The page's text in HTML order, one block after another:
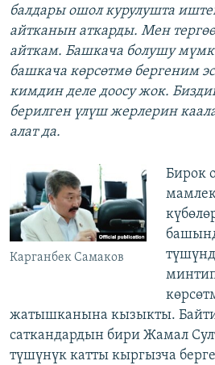
балдары ошол курулушта
айтканын аткарды. Мен
айткам. Башкача болушу
башкача көрсөтмө бергеним
кимдин деле доосу жок.
берилген үлүш жерлерин
алат да.
Карганбек Самаков
Бирок
минтип
жатышканына кызыкты.
саткандардын бири Жамал
түшүнүк катты кыргызча